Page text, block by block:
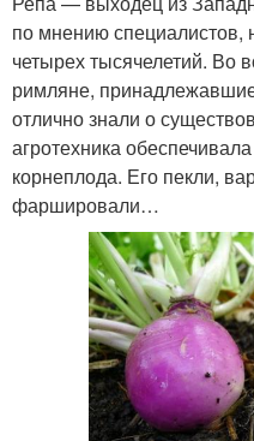
по мнению специалистов,
четырех тысячелетий. Во
римляне,
отлично знали о
агротехника
корнеплода. Его пекли,
фаршировали…